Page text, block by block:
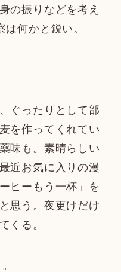
の振りなどを考え
何かと鋭い。
ぐったりとして部
を作ってくれてい
味も。素晴らしい
近お気に入りの漫
ヒーもう一杯」を
思う。夜更けだけ
くる。